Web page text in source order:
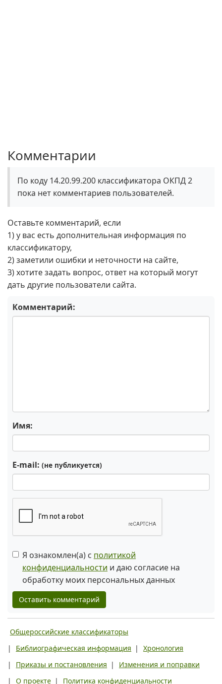
Комментарии
По коду 14.20.99.200 классификатора ОКПД 2
пока нет комментариев пользователей.
Оставьте комментарий, если
1) у вас есть дополнительная информация по
классификатору,
2) заметили ошибки и неточности на сайте,
3) хотите задать вопрос, ответ на который могут
дать другие пользователи сайта.
Комментарий:
Имя:
E-mail: (не публикуется)
Я ознакомлен(а) с политикой
конфиденциальности и даю согласие на
обработку моих персональных данных
Оставить комментарий
Общероссийские классификаторы
|
Библиографическая информация |
Хронология
|
Приказы и постановления |
Изменения и поправки
|
О проекте | Политика конфиденциальности